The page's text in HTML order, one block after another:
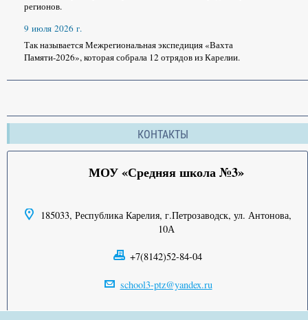
регионов.
9 июля 2026 г.
Так называется Межрегиональная экспедиция «Вахта
Памяти-2026», которая собрала 12 отрядов из Карелии.
КОНТАКТЫ
МОУ «Средняя школа №3»
185033, Республика Карелия, г.Петрозаводск, ул. Антонова,
10А
+7(8142)52-84-04
school3-ptz@yandex.ru